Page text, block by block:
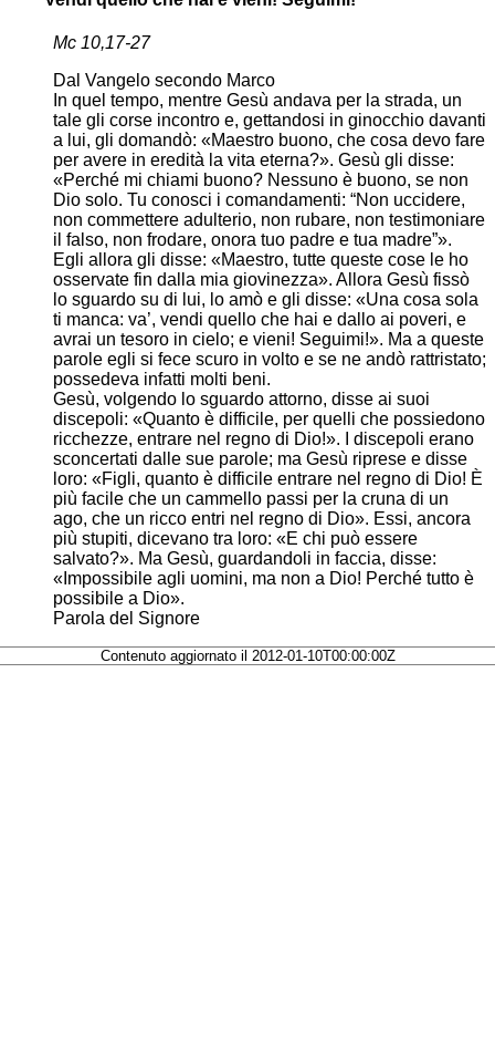
Mc 10,17-27
Dal Vangelo secondo Marco
In quel tempo, mentre Gesù andava per la strada, un
tale gli corse incontro e, gettandosi in ginocchio davanti
a lui, gli domandò: «Maestro buono, che cosa devo fare
per avere in eredità la vita eterna?». Gesù gli disse:
«Perché mi chiami buono? Nessuno è buono, se non
Dio solo. Tu conosci i comandamenti: “Non uccidere,
non commettere adulterio, non rubare, non testimoniare
il falso, non frodare, onora tuo padre e tua madre”».
Egli allora gli disse: «Maestro, tutte queste cose le ho
osservate fin dalla mia giovinezza». Allora Gesù fissò
lo sguardo su di lui, lo amò e gli disse: «Una cosa sola
ti manca: va’, vendi quello che hai e dallo ai poveri, e
avrai un tesoro in cielo; e vieni! Seguimi!». Ma a queste
parole egli si fece scuro in volto e se ne andò rattristato;
possedeva infatti molti beni.
Gesù, volgendo lo sguardo attorno, disse ai suoi
discepoli: «Quanto è difficile, per quelli che possiedono
ricchezze, entrare nel regno di Dio!». I discepoli erano
sconcertati dalle sue parole; ma Gesù riprese e disse
loro: «Figli, quanto è difficile entrare nel regno di Dio! È
più facile che un cammello passi per la cruna di un
ago, che un ricco entri nel regno di Dio». Essi, ancora
più stupiti, dicevano tra loro: «E chi può essere
salvato?». Ma Gesù, guardandoli in faccia, disse:
«Impossibile agli uomini, ma non a Dio! Perché tutto è
possibile a Dio».
Parola del Signore
Contenuto aggiornato il 2012-01-10T00:00:00Z